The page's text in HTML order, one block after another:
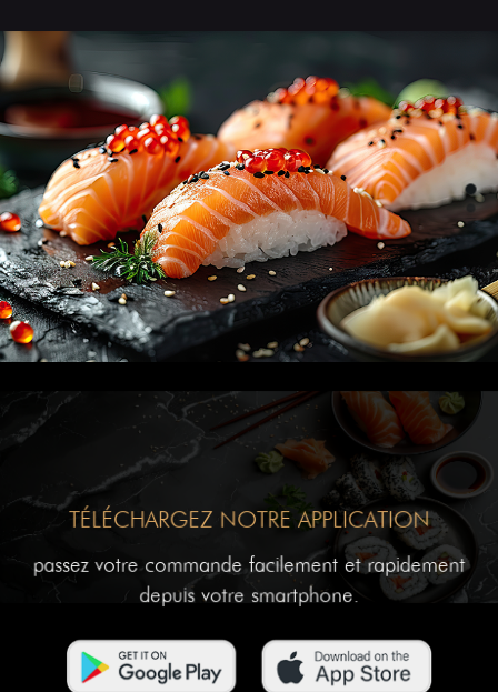
TÉLÉCHARGEZ NOTRE APPLICATION
passez votre commande facilement et rapidement
depuis votre smartphone.